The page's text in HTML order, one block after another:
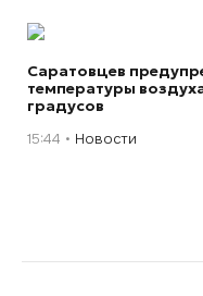
Саратовцев
температуры
градусов
15:44 Новости